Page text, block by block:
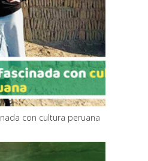
con cultura peruana